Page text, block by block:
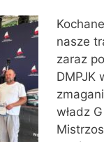
nasze
zaraz
DMPJK
władz